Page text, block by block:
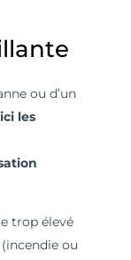
ou d’un
les
trop élevé
ou